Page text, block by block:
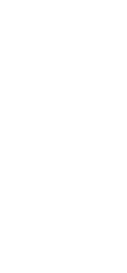
utilizza il
di analisi
potrebbero
loro o
servizi.